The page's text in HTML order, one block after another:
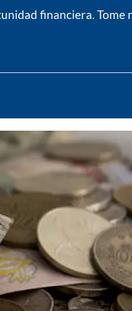
financiera. Tome